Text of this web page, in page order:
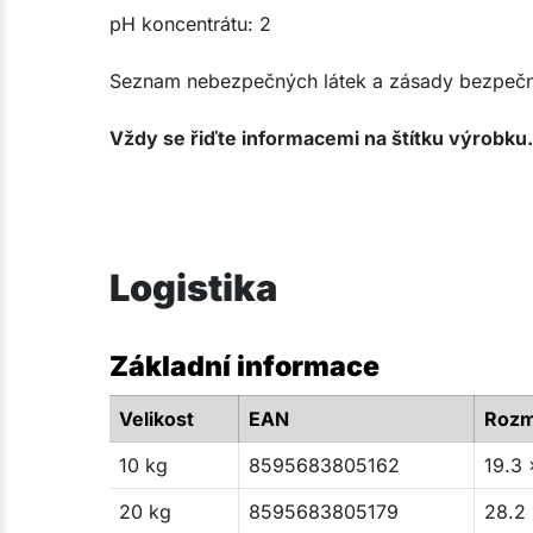
pH koncentrátu: 2
Seznam nebezpečných látek a zásady
Vždy se řiďte informacemi na štítku výrobku.
Logistika
Základní informace
Velikost EAN
10 kg
8595683805162
19.3
20 kg
8595683805179 28.2